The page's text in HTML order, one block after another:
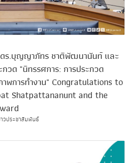
ร.บุญญาภัทร ชาติพัฒนานันท์ และ
วด "นิทรรศการ: การประกวด
พการทำงาน" Congratulations to
Shatpattananunt and the
วประชาสัมพันธ์